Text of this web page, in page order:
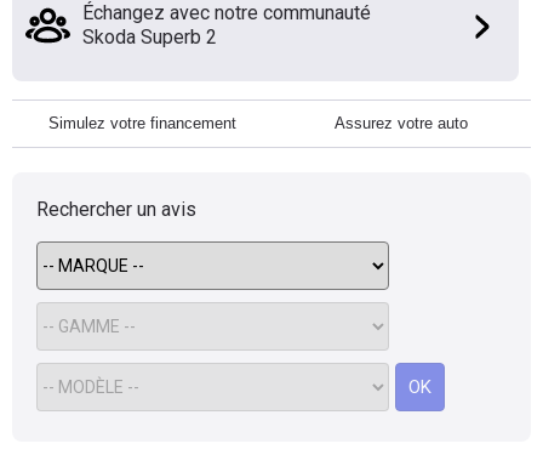
Échangez avec notre communauté
Skoda Superb 2
Simulez votre financement Assurez votre auto
Rechercher un avis
OK